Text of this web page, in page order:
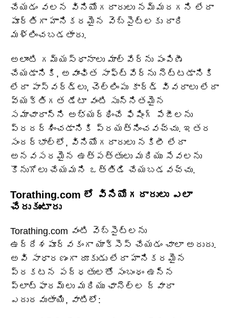
చేయడం వలన వినియోగదారులు నమ్మదగని లేదా
పూర్తిగా హానికరమైన వెబ్‌సైట్‌లకు దారి
మళ్లించబడతారు.
అలాంటి గమ్యస్థానాలు మాల్వేర్‌ను పంపిణీ
చేయడానికి, అవాంఛిత సాఫ్ట్‌వేర్‌ను నెట్టడానికి
లేదా పాస్‌వర్డ్‌లు, చెల్లింపు కార్డ్ వివరాలు లేదా
వ్యక్తిగత డేటా వంటి సున్నితమైన
సమాచారాన్ని అభ్యర్థించే ఫిషింగ్ పేజీలను
ప్రదర్శించడానికి ప్రయత్నించవచ్చు. ఇతర
సందర్భాల్లో, వినియోగదారులు నకిలీ లేదా
అనవసరమైన ఉత్పత్తులు మరియు సేవలను
కొనుగోలు చేయమని ఒత్తిడి చేయబడవచ్చు.
Torathing.com లో వినియోగదారులు ఎలా
చేరుకుంటారు
Torathing.com వంటి వెబ్‌సైట్‌లను
ఉద్దేశపూర్వకంగా యాక్సెస్ చేయడం చాలా అరుదు.
అవి సాధారణంగా దూకుడు లేదా హానికరమైన
ప్రకటన పద్ధతులతో సంబంధం ఉన్న
ప్లాట్‌ఫారమ్‌లు మరియు ఛానెల్‌ల ద్వారా
ఎదురవుతాయి, వాటిలో: